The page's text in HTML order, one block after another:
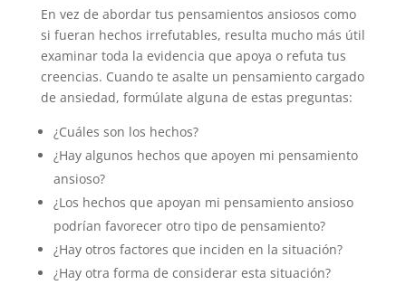
En vez de abordar tus pensamientos ansiosos como
si fueran hechos irrefutables, resulta mucho más útil
examinar toda la evidencia que apoya o refuta tus
creencias. Cuando te asalte un pensamiento cargado
de ansiedad, formúlate alguna de estas preguntas:
¿Cuáles son los hechos?
¿Hay algunos hechos que apoyen mi pensamiento
ansioso?
¿Los hechos que apoyan mi pensamiento ansioso
podrían favorecer otro tipo de pensamiento?
¿Hay otros factores que inciden en la situación?
¿Hay otra forma de considerar esta situación?